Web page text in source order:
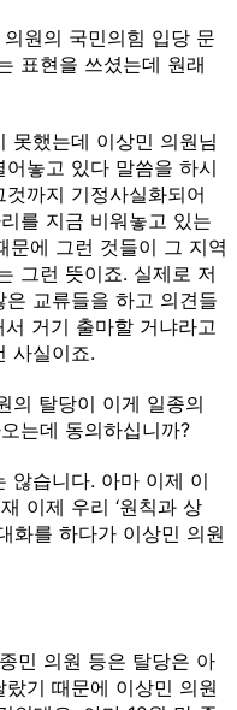
원의 국민의힘 입당 문
표현을 쓰셨는데 원래
했는데 이상민 의원님
놓고 있다 말씀을 하시
까지 기정사실화되어
를 지금 비워놓고 있는
문에 그런 것들이 그 지역
그런 뜻이죠. 실제로 저
교류들을 하고 의견들
거기 출마할 거냐라고
사실이죠.
의 탈당이 이게 일종의
는데 동의하십니까?
습니다. 아마 이제 이
이제 우리 ‘원칙과 상
화를 하다가 이상민 의원
민 의원 등은 탈당은 아
기 때문에 이상민 의원